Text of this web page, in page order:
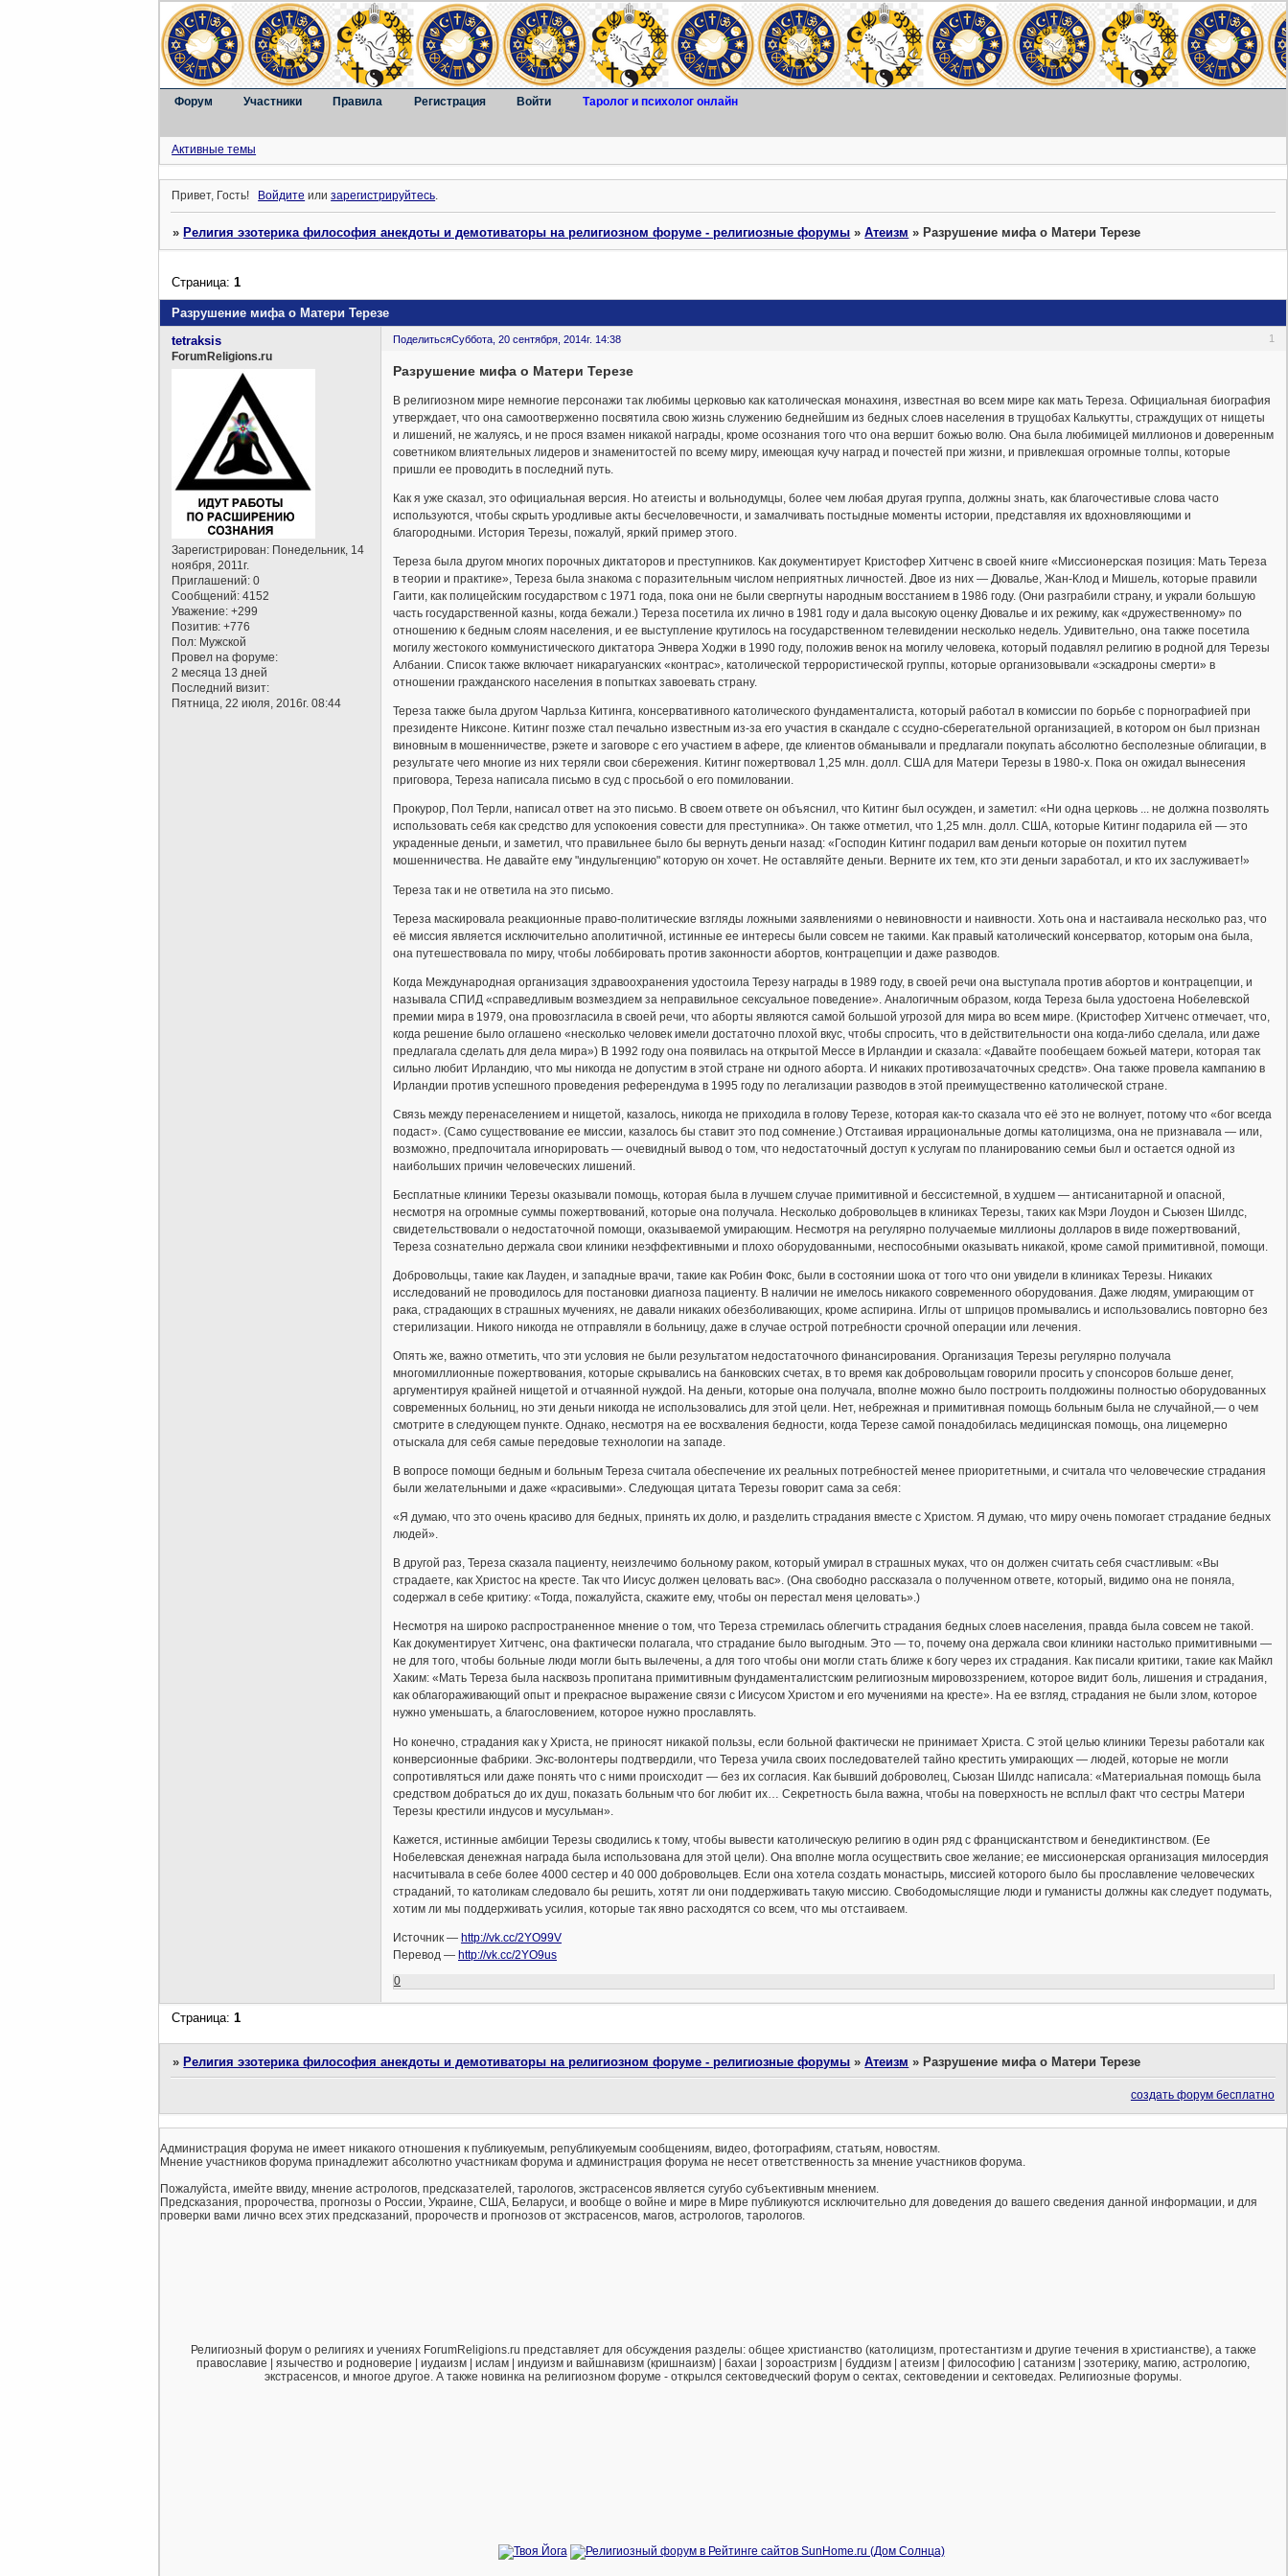
Форум Участники Правила Регистрация Войти Таролог и психолог онлайн
Активные темы
Привет, Гость! Войдите илизарегистрируйтесь.
»Религия эзотерика философия анекдоты и демотиваторы на религиозном форуме - религиозные форумы »Атеизм »Разрушение мифа о Матери Терезе
Разрушение мифа о Матери Терезе
Страница:1
Поделиться 1
Суббота, 20 сентября, 2014г. 14:38
tetraksis
ForumReligions.ru
Зарегистрирован: Понедельник, 14
ноября, 2011г.
Приглашений: 0
Сообщений: 4152
Уважение: +299
Позитив: +776
Пол: Мужской
Провел на форуме:
2 месяца 13 дней
Последний визит:
Пятница, 22 июля, 2016г. 08:44
Разрушение мифа о Матери Терезе
В религиозном мире немногие персонажи так любимы церковью как католическая монахиня, известная во всем мире как мать Тереза. Официальная биография
утверждает, что она самоотверженно посвятила свою жизнь служению беднейшим из бедных слоев населения в трущобах Калькутты, страждущих от нищеты
и лишений, не жалуясь, и не прося взамен никакой награды, кроме осознания того что она вершит божью волю. Она была любимицей миллионов и доверенным
советником влиятельных лидеров и знаменитостей по всему миру, имеющая кучу наград и почестей при жизни, и привлекшая огромные толпы, которые
пришли ее проводить в последний путь.
Как я уже сказал, это официальная версия. Но атеисты и вольнодумцы, более чем любая другая группа, должны знать, как благочестивые слова часто
используются, чтобы скрыть уродливые акты бесчеловечности, и замалчивать постыдные моменты истории, представляя их вдохновляющими и
благородными. История Терезы, пожалуй, яркий пример этого.
Тереза была другом многих порочных диктаторов и преступников. Как документирует Кристофер Хитченс в своей книге «Миссионерская позиция: Мать Тереза
в теории и практике», Тереза была знакома с поразительным числом неприятных личностей. Двое из них — Дювалье, Жан-Клод и Мишель, которые правили
Гаити, как полицейским государством с 1971 года, пока они не были свергнуты народным восстанием в 1986 году. (Они разграбили страну, и украли большую
часть государственной казны, когда бежали.) Тереза посетила их лично в 1981 году и дала высокую оценку Дювалье и их режиму, как «дружественному» по
отношению к бедным слоям населения, и ее выступление крутилось на государственном телевидении несколько недель. Удивительно, она также посетила
могилу жестокого коммунистического диктатора Энвера Ходжи в 1990 году, положив венок на могилу человека, который подавлял религию в родной для Терезы
Албании. Список также включает никарагуанских «контрас», католической террористической группы, которые организовывали «эскадроны смерти» в
отношении гражданского населения в попытках завоевать страну.
Тереза также была другом Чарльза Китинга, консервативного католического фундаменталиста, который работал в комиссии по борьбе с порнографией при
президенте Никсоне. Китинг позже стал печально известным из-за его участия в скандале с ссудно-сберегательной организацией, в котором он был признан
виновным в мошенничестве, рэкете и заговоре с его участием в афере, где клиентов обманывали и предлагали покупать абсолютно бесполезные облигации, в
результате чего многие из них теряли свои сбережения. Китинг пожертвовал 1,25 млн. долл. США для Матери Терезы в 1980-х. Пока он ожидал вынесения
приговора, Тереза написала письмо в суд с просьбой о его помиловании.
Прокурор, Пол Терли, написал ответ на это письмо. В своем ответе он объяснил, что Китинг был осужден, и заметил: «Ни одна церковь ... не должна позволять
использовать себя как средство для успокоения совести для преступника». Он также отметил, что 1,25 млн. долл. США, которые Китинг подарила ей — это
украденные деньги, и заметил, что правильнее было бы вернуть деньги назад: «Господин Китинг подарил вам деньги которые он похитил путем
мошенничества. Не давайте ему "индульгенцию" которую он хочет. Не оставляйте деньги. Верните их тем, кто эти деньги заработал, и кто их заслуживает!»
Тереза так и не ответила на это письмо.
Тереза маскировала реакционные право-политические взгляды ложными заявлениями о невиновности и наивности. Хоть она и настаивала несколько раз, что
её миссия является исключительно аполитичной, истинные ее интересы были совсем не такими. Как правый католический консерватор, которым она была,
она путешествовала по миру, чтобы лоббировать против законности абортов, контрацепции и даже разводов.
Когда Международная организация здравоохранения удостоила Терезу награды в 1989 году, в своей речи она выступала против абортов и контрацепции, и
называла СПИД «справедливым возмездием за неправильное сексуальное поведение». Аналогичным образом, когда Тереза была удостоена Нобелевской
премии мира в 1979, она провозгласила в своей речи, что аборты являются самой большой угрозой для мира во всем мире. (Кристофер Хитченс отмечает, что,
когда решение было оглашено «несколько человек имели достаточно плохой вкус, чтобы спросить, что в действительности она когда-либо сделала, или даже
предлагала сделать для дела мира») В 1992 году она появилась на открытой Мессе в Ирландии и сказала: «Давайте пообещаем божьей матери, которая так
сильно любит Ирландию, что мы никогда не допустим в этой стране ни одного аборта. И никаких противозачаточных средств». Она также провела кампанию в
Ирландии против успешного проведения референдума в 1995 году по легализации разводов в этой преимущественно католической стране.
Связь между перенаселением и нищетой, казалось, никогда не приходила в голову Терезе, которая как-то сказала что её это не волнует, потому что «бог всегда
подаст». (Само существование ее миссии, казалось бы ставит это под сомнение.) Отстаивая иррациональные догмы католицизма, она не признавала — или,
возможно, предпочитала игнорировать — очевидный вывод о том, что недостаточный доступ к услугам по планированию семьи был и остается одной из
наибольших причин человеческих лишений.
Бесплатные клиники Терезы оказывали помощь, которая была в лучшем случае примитивной и бессистемной, в худшем — антисанитарной и опасной,
несмотря на огромные суммы пожертвований, которые она получала. Несколько добровольцев в клиниках Терезы, таких как Мэри Лоудон и Сьюзен Шилдс,
свидетельствовали о недостаточной помощи, оказываемой умирающим. Несмотря на регулярно получаемые миллионы долларов в виде пожертвований,
Тереза сознательно держала свои клиники неэффективными и плохо оборудованными, неспособными оказывать никакой, кроме самой примитивной, помощи.
Добровольцы, такие как Лауден, и западные врачи, такие как Робин Фокс, были в состоянии шока от того что они увидели в клиниках Терезы. Никаких
исследований не проводилось для постановки диагноза пациенту. В наличии не имелось никакого современного оборудования. Даже людям, умирающим от
рака, страдающих в страшных мучениях, не давали никаких обезболивающих, кроме аспирина. Иглы от шприцов промывались и использовались повторно без
стерилизации. Никого никогда не отправляли в больницу, даже в случае острой потребности срочной операции или лечения.
Опять же, важно отметить, что эти условия не были результатом недостаточного финансирования. Организация Терезы регулярно получала
многомиллионные пожертвования, которые скрывались на банковских счетах, в то время как добровольцам говорили просить у спонсоров больше денег,
аргументируя крайней нищетой и отчаянной нуждой. На деньги, которые она получала, вполне можно было построить полдюжины полностью оборудованных
современных больниц, но эти деньги никогда не использовались для этой цели. Нет, небрежная и примитивная помощь больным была не случайной,— о чем
смотрите в следующем пункте. Однако, несмотря на ее восхваления бедности, когда Терезе самой понадобилась медицинская помощь, она лицемерно
отыскала для себя самые передовые технологии на западе.
В вопросе помощи бедным и больным Тереза считала обеспечение их реальных потребностей менее приоритетными, и считала что человеческие страдания
были желательными и даже «красивыми». Следующая цитата Терезы говорит сама за себя:
«Я думаю, что это очень красиво для бедных, принять их долю, и разделить страдания вместе с Христом. Я думаю, что миру очень помогает страдание бедных
людей».
В другой раз, Тереза сказала пациенту, неизлечимо больному раком, который умирал в страшных муках, что он должен считать себя счастливым: «Вы
страдаете, как Христос на кресте. Так что Иисус должен целовать вас». (Она свободно рассказала о полученном ответе, который, видимо она не поняла,
содержал в себе критику: «Тогда, пожалуйста, скажите ему, чтобы он перестал меня целовать».)
Несмотря на широко распространенное мнение о том, что Тереза стремилась облегчить страдания бедных слоев населения, правда была совсем не такой.
Как документирует Хитченс, она фактически полагала, что страдание было выгодным. Это — то, почему она держала свои клиники настолько примитивными —
не для того, чтобы больные люди могли быть вылечены, а для того чтобы они могли стать ближе к богу через их страдания. Как писали критики, такие как Майкл
Хаким: «Мать Тереза была насквозь пропитана примитивным фундаменталистским религиозным мировоззрением, которое видит боль, лишения и страдания,
как облагораживающий опыт и прекрасное выражение связи с Иисусом Христом и его мучениями на кресте». На ее взгляд, страдания не были злом, которое
нужно уменьшать, а благословением, которое нужно прославлять.
Но конечно, страдания как у Христа, не приносят никакой пользы, если больной фактически не принимает Христа. С этой целью клиники Терезы работали как
конверсионные фабрики. Экс-волонтеры подтвердили, что Тереза учила своих последователей тайно крестить умирающих — людей, которые не могли
сопротивляться или даже понять что с ними происходит — без их согласия. Как бывший доброволец, Сьюзан Шилдс написала: «Материальная помощь была
средством добраться до их душ, показать больным что бог любит их… Секретность была важна, чтобы на поверхность не всплыл факт что сестры Матери
Терезы крестили индусов и мусульман».
Кажется, истинные амбиции Терезы сводились к тому, чтобы вывести католическую религию в один ряд с францискантством и бенедиктинством. (Ее
Нобелевская денежная награда была использована для этой цели). Она вполне могла осуществить свое желание; ее миссионерская организация милосердия
насчитывала в себе более 4000 сестер и 40 000 добровольцев. Если она хотела создать монастырь, миссией которого было бы прославление человеческих
страданий, то католикам следовало бы решить, хотят ли они поддерживать такую миссию. Свободомыслящие люди и гуманисты должны как следует подумать,
хотим ли мы поддерживать усилия, которые так явно расходятся со всем, что мы отстаиваем.
Источник — http://vk.cc/2YO99V
Перевод — http://vk.cc/2YO9us
0
Страница:1
»Религия эзотерика философия анекдоты и демотиваторы на религиозном форуме - религиозные форумы »Атеизм »Разрушение мифа о Матери Терезе
создать форум бесплатно
Администрация форума не имеет никакого отношения к публикуемым, републикуемым сообщениям, видео, фотографиям, статьям, новостям.
Мнение участников форума принадлежит абсолютно участникам форума и администрация форума не несет ответственность за мнение участников форума.
Пожалуйста, имейте ввиду, мнение астрологов, предсказателей, тарологов, экстрасенсов является сугубо субъективным мнением.
Предсказания, пророчества, прогнозы о России, Украине, США, Беларуси, и вообще о войне и мире в Мире публикуются исключительно для доведения до вашего сведения данной информации, и для
проверки вами лично всех этих предсказаний, пророчеств и прогнозов от экстрасенсов, магов, астрологов, тарологов.
Религиозный форум о религиях и учениях ForumReligions.ru представляет для обсуждения разделы: общее христианство (католицизм, протестантизм и другие течения в христианстве), а также
православие | язычество и родноверие | иудаизм | ислам | индуизм и вайшнавизм (кришнаизм) | бахаи | зороастризм | буддизм | атеизм | философию | сатанизм | эзотерику, магию, астрологию,
экстрасенсов, и многое другое. А также новинка на религиозном форуме - открылся сектоведческий форум о сектах, сектоведении и сектоведах. Религиозные форумы.